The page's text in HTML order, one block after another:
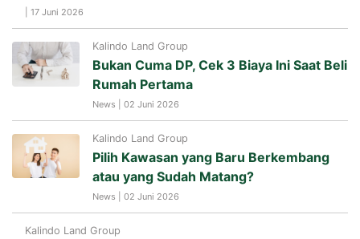
| 17 Juni 2026
Kalindo Land Group
Bukan Cuma DP, Cek 3 Biaya Ini Saat Beli
Rumah Pertama
News | 02 Juni 2026
Kalindo Land Group
Pilih Kawasan yang Baru Berkembang
atau yang Sudah Matang?
News | 02 Juni 2026
Kalindo Land Group